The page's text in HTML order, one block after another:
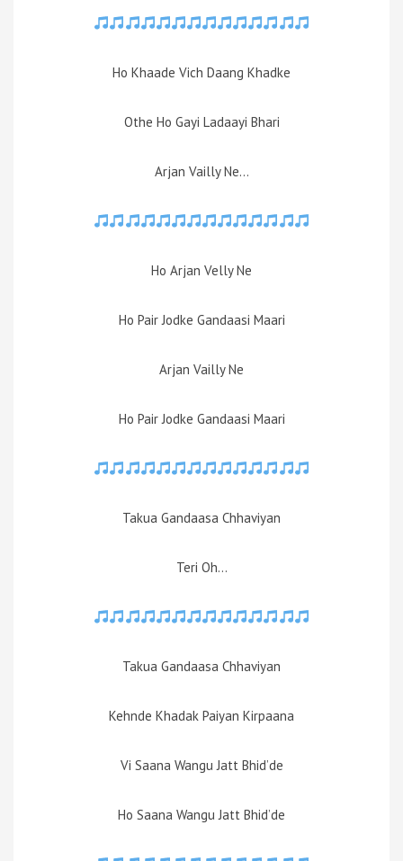
Ho Khaade Vich Daang Khadke
Othe Ho Gayi Ladaayi Bhari
Arjan Vailly Ne…
Ho Arjan Velly Ne
Ho Pair Jodke Gandaasi Maari
Arjan Vailly Ne
Ho Pair Jodke Gandaasi Maari
Takua Gandaasa Chhaviyan
Teri Oh…
Takua Gandaasa Chhaviyan
Kehnde Khadak Paiyan Kirpaana
Vi Saana Wangu Jatt Bhid’de
Ho Saana Wangu Jatt Bhid’de